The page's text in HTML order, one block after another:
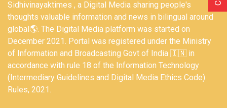
Sidhivinayaktimes , a Digital Media sharing people's
thoughts valuable information and news in bilingual around
global🌎. The Digital Media platform was started on
December 2021. Portal was registered under the Ministry
of Information and Broadcasting Govt of India 🇮🇳 in
accordance with rule 18 of the Information Technology
(Intermediary Guidelines and Digital Media Ethics Code)
Rules, 2021.